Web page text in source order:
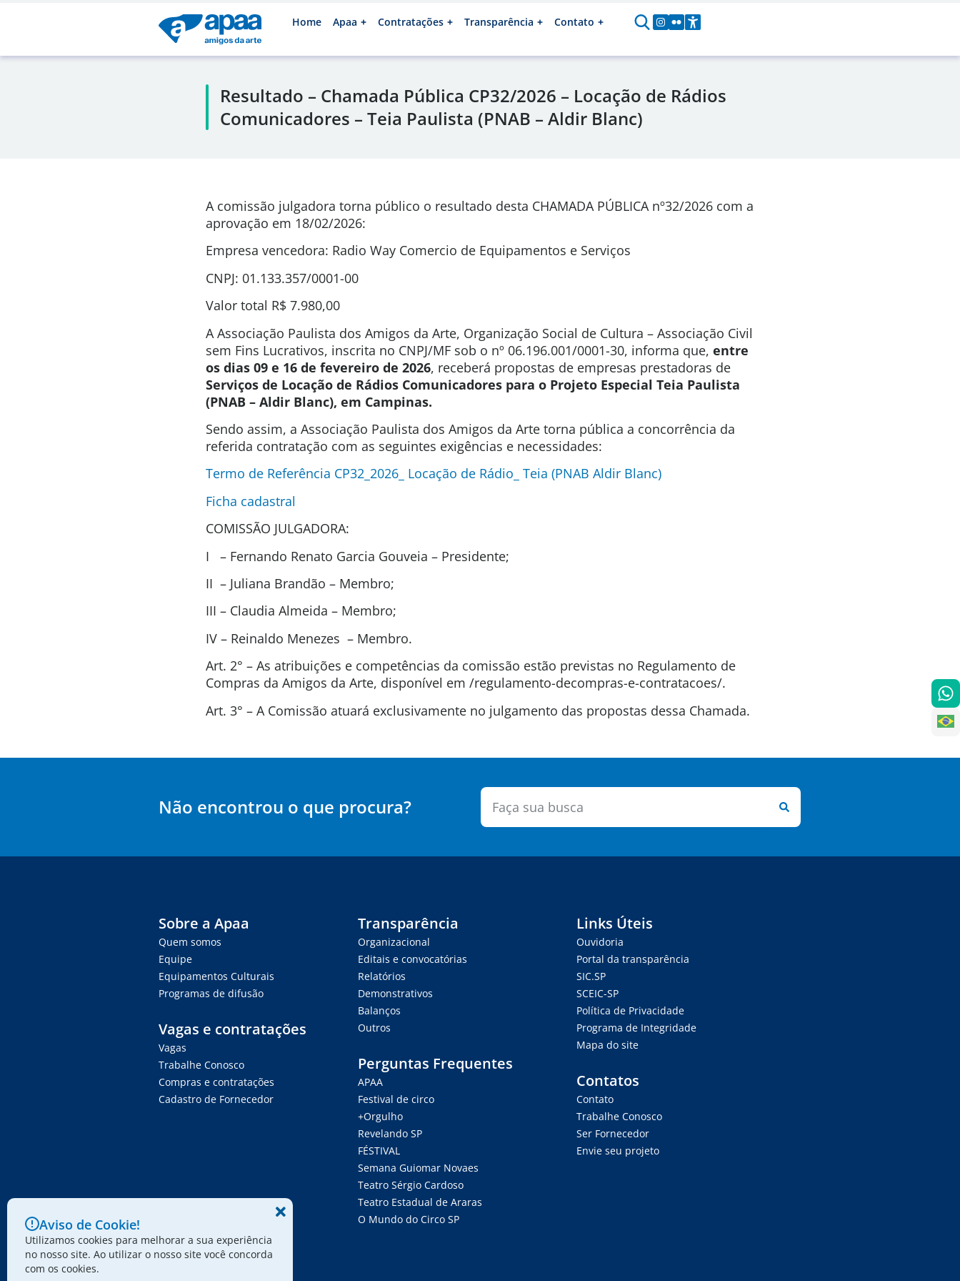
Home Apaa Contratações Transparência Contato
Resultado – Chamada Pública CP32/2026 – Locação de Rádios
Comunicadores – Teia Paulista (PNAB – Aldir Blanc)
A comissão julgadora torna público o resultado desta CHAMADA PÚBLICA nº32/2026 com a
aprovação em 18/02/2026:
Empresa vencedora: Radio Way Comercio de Equipamentos e Serviços
CNPJ: 01.133.357/0001-00
Valor total R$ 7.980,00
A Associação Paulista dos Amigos da Arte, Organização Social de Cultura – Associação Civil
sem Fins Lucrativos, inscrita no CNPJ/MF sob o nº 06.196.001/0001-30, informa que, entre
os dias 09 e 16 de fevereiro de 2026, receberá propostas de empresas prestadoras de
Serviços de Locação de Rádios Comunicadores para o Projeto Especial Teia Paulista
(PNAB – Aldir Blanc), em Campinas.
Sendo assim, a Associação Paulista dos Amigos da Arte torna pública a concorrência da
referida contratação com as seguintes exigências e necessidades:
Termo de Referência CP32_2026_ Locação de Rádio_ Teia (PNAB Aldir Blanc)
Ficha cadastral
COMISSÃO JULGADORA:
I – Fernando Renato Garcia Gouveia – Presidente;
II – Juliana Brandão – Membro;
III – Claudia Almeida – Membro;
IV – Reinaldo Menezes – Membro.
Art. 2° – As atribuições e competências da comissão estão previstas no Regulamento de
Compras da Amigos da Arte, disponível em /regulamento-decompras-e-contratacoes/.
Art. 3° – A Comissão atuará exclusivamente no julgamento das propostas dessa Chamada.
Não encontrou o que procura?
Sobre a Apaa
Quem somos
Equipe
Equipamentos Culturais
Programas de difusão
Vagas e contratações
Vagas
Trabalhe Conosco
Compras e contratações
Cadastro de Fornecedor
Transparência
Organizacional
Editais e convocatórias
Relatórios
Demonstrativos
Balanços
Outros
Perguntas Frequentes
APAA
Festival de circo
+Orgulho
Revelando SP
FÉSTIVAL
Semana Guiomar Novaes
Teatro Sérgio Cardoso
Teatro Estadual de Araras
O Mundo do Circo SP
Links Úteis
Ouvidoria
Portal da transparência
SIC.SP
SCEIC-SP
Política de Privacidade
Programa de Integridade
Mapa do site
Contatos
Contato
Trabalhe Conosco
Ser Fornecedor
Envie seu projeto
Aviso de Cookie!
Utilizamos cookies para melhorar a sua experiência
no nosso site. Ao utilizar o nosso site você concorda
com os cookies.